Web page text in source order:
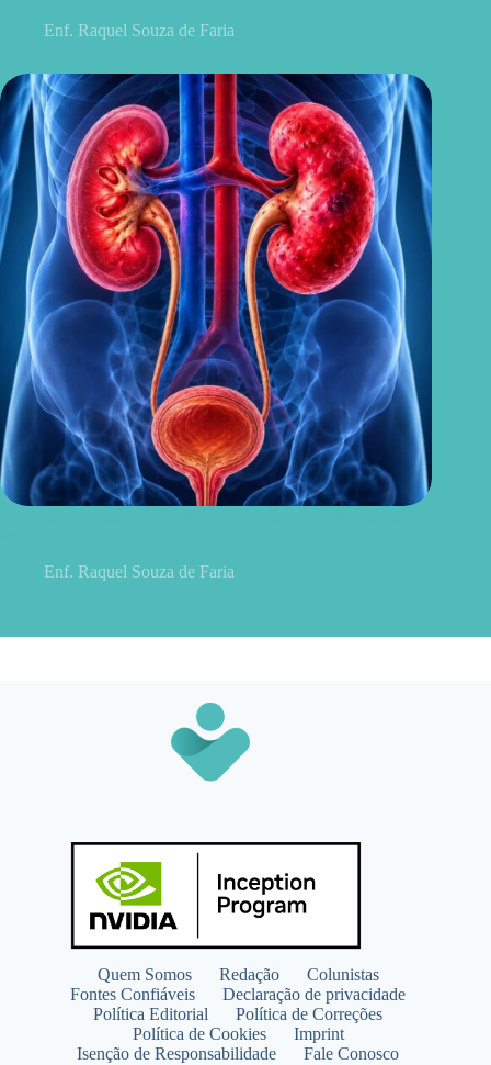
Enf. Raquel Souza de Faria
Enf. Raquel Souza de Faria
Quem Somos Redação
Colunistas
Fontes Confiáveis
Declaração de privacidade
Política Editorial
Política de Correções
Política de Cookies
Imprint
Isenção de Responsabilidade
Fale Conosco